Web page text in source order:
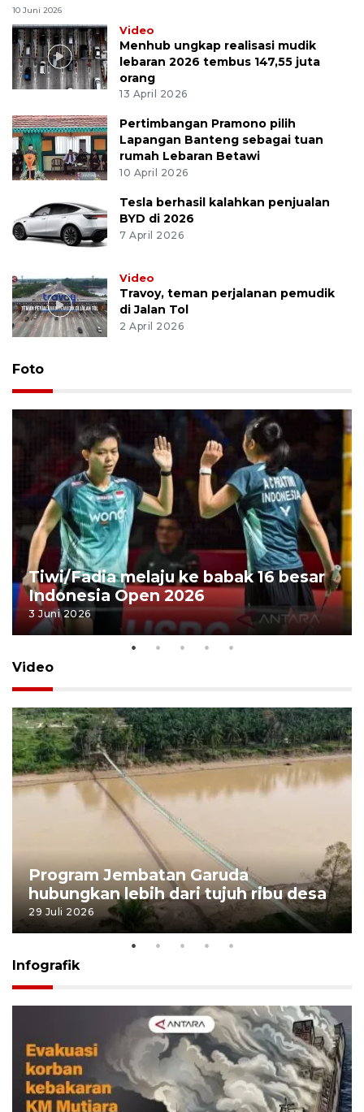
10 Juni 2026
Video
Menhub ungkap realisasi mudik
lebaran 2026 tembus 147,55 juta
orang
13 April 2026
Pertimbangan Pramono pilih
Lapangan Banteng sebagai tuan
rumah Lebaran Betawi
10 April 2026
Tesla berhasil kalahkan penjualan
BYD di 2026
7 April 2026
Video
Travoy, teman perjalanan pemudik
di Jalan Tol
2 April 2026
Foto
Tiwi/Fadia melaju ke babak 16 besar
Indonesia Open 2026
3 Juni 2026
Video
Program Jembatan Garuda
hubungkan lebih dari tujuh ribu desa
29 Juli 2026
Infografik